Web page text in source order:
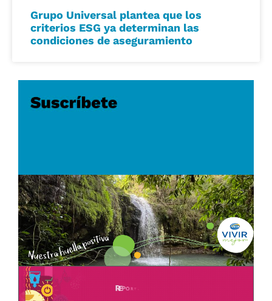
Grupo Universal plantea que los
criterios ESG ya determinan las
condiciones de aseguramiento